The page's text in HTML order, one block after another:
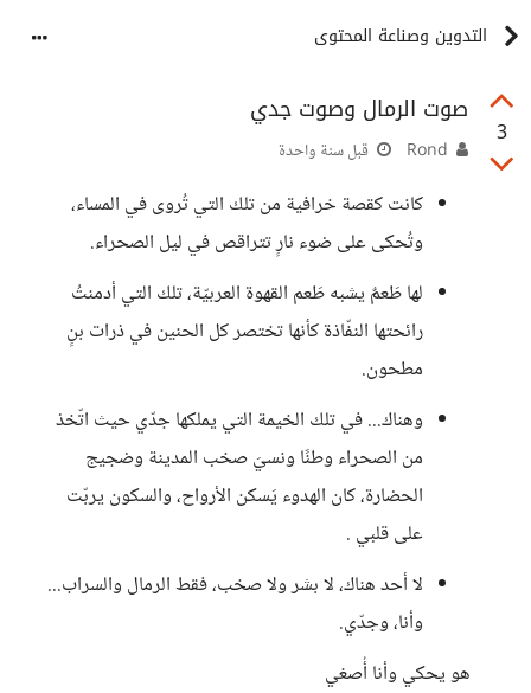
التدوين وصناعة المحتوى
3
صوت الرمال وصوت جدي
قبل سنة واحدة
كانت كقصة خرافية من تلك التي تُروى في المساء،
وتُحكى على ضوء نارٍ تتراقص في ليل الصحراء.
لها طَعمٌ يشبه طَعم القهوة العربيّة، تلك التي أدمنتُ
رائحتها النفّاذة كأنها تختصر كل الحنين في ذرات بنٍ
مطحون.
وهناك... في تلك الخيمة التي يملكها جدّي حيث اتّخذ
من الصحراء وطنًا ونسيَ صخب المدينة وضجيج
الحضارة، كان الهدوء يَسكن الأرواح، والسكون يربّت
على قلبي .
لا أحد هناك، لا بشر ولا صخب، فقط الرمال والسراب...
وأنا، وجدّي.
هو يحكي وأنا أُصغي